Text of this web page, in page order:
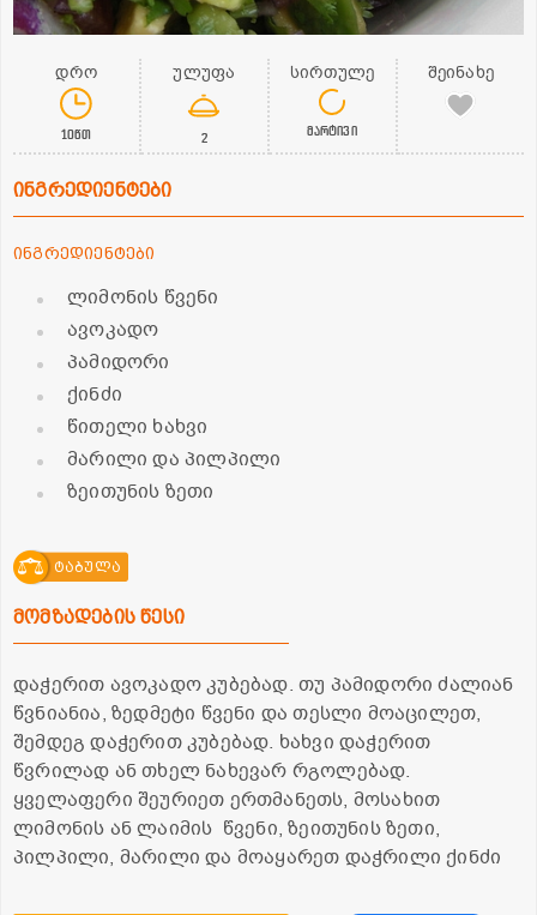
დრო
10წთ
ულუფა
2
სირთულე
მარტივი
შეინახე
ინგრედიენტები
ინგრედიენტები
ლიმონის წვენი
ავოკადო
პამიდორი
ქინძი
წითელი ხახვი
მარილი და პილპილი
ზეითუნის ზეთი
ტაბულა
მომზადების წესი
დაჭერით ავოკადო კუბებად. თუ პამიდორი ძალიან
წვნიანია, ზედმეტი წვენი და თესლი მოაცილეთ,
შემდეგ დაჭერით კუბებად. ხახვი დაჭერით
წვრილად ან თხელ ნახევარ რგოლებად.
ყველაფერი შეურიეთ ერთმანეთს, მოსახით
ლიმონის ან ლაიმის წვენი, ზეითუნის ზეთი,
პილპილი, მარილი და მოაყარეთ დაჭრილი ქინძი